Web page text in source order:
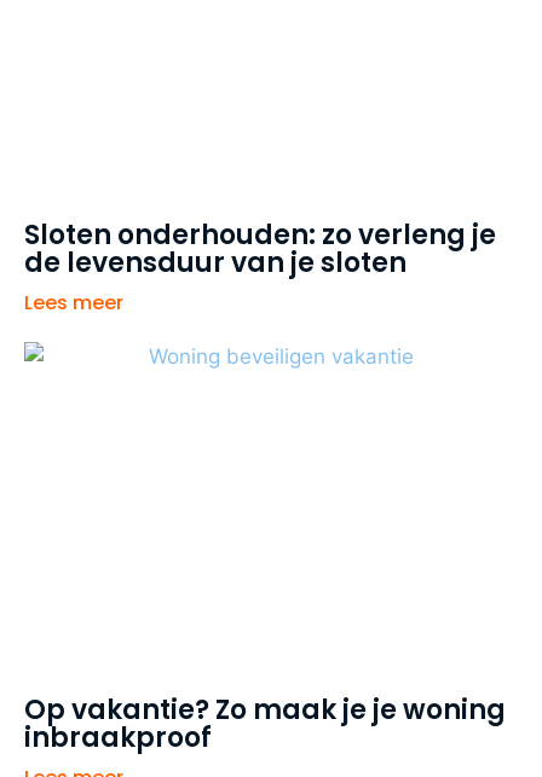
Sloten onderhouden: zo verleng je
de levensduur van je sloten
Lees meer
Op vakantie? Zo maak je je woning
inbraakproof